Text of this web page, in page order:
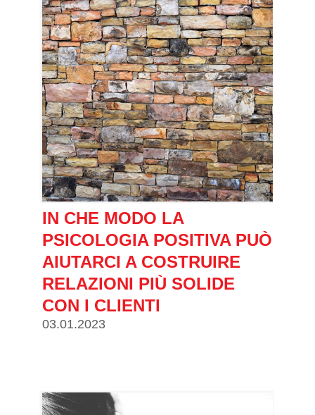
IN CHE MODO LA
PSICOLOGIA POSITIVA PUÒ
AIUTARCI A COSTRUIRE
RELAZIONI PIÙ SOLIDE
CON I CLIENTI
03.01.2023